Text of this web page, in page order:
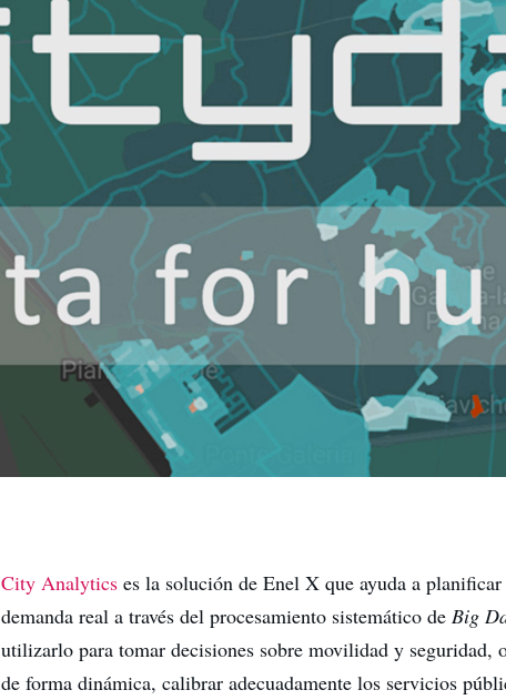
City Analytics es la solución de Enel X que ayuda a
demanda real a través del procesamiento sistemático deBig
utilizarlo para tomar decisiones sobre movilidad y seguridad,
de forma dinámica, calibrar adecuadamente los servicios